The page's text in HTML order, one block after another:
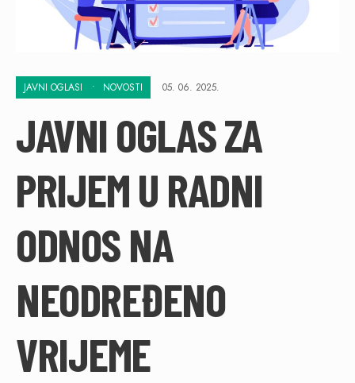
JAVNI OGLASI • NOVOSTI 05. 06. 2025.
JAVNI OGLAS ZA
PRIJEM U RADNI
ODNOS NA
NEODREĐENO
VRIJEME